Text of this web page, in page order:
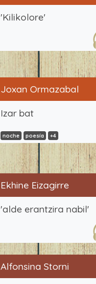
'Kilikolore'
Joxan Ormazabal
Izar bat
noche poesía +4
Ekhine Eizagirre
'alde erantzira nabil'
Alfonsina Storni